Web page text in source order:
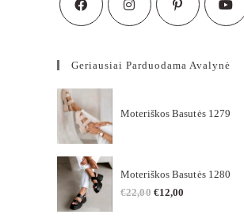
Geriausiai Parduodama Avalynė
Moteriškos Basutės 1279
Moteriškos Basutės 1280
€22,00 €12,00